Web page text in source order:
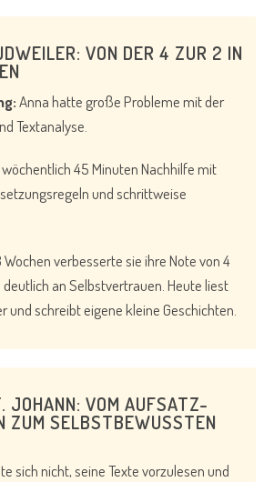
VON DER 4 ZUR 2 IN
Anna hatte große Probleme mit der
Textanalyse.
45 Minuten Nachhilfe mit
und schrittweise
Wochen verbesserte sie ihre Note von 4
an Selbstvertrauen. Heute liest
und schreibt eigene kleine Geschichten.
JOHANN: VOM AUFSATZ-
ZUM SELBSTBEWUSSTEN
sich nicht, seine Texte vorzulesen und